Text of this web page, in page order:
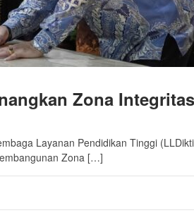
Zona Integritas
Layanan Pendidikan Tinggi
Zona […]